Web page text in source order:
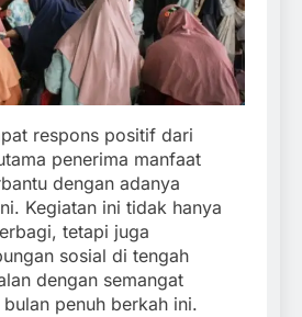
respons positif dari
penerima manfaat
dengan adanya
Kegiatan ini tidak hanya
tetapi juga
sosial di tengah
dengan semangat
penuh berkah ini.